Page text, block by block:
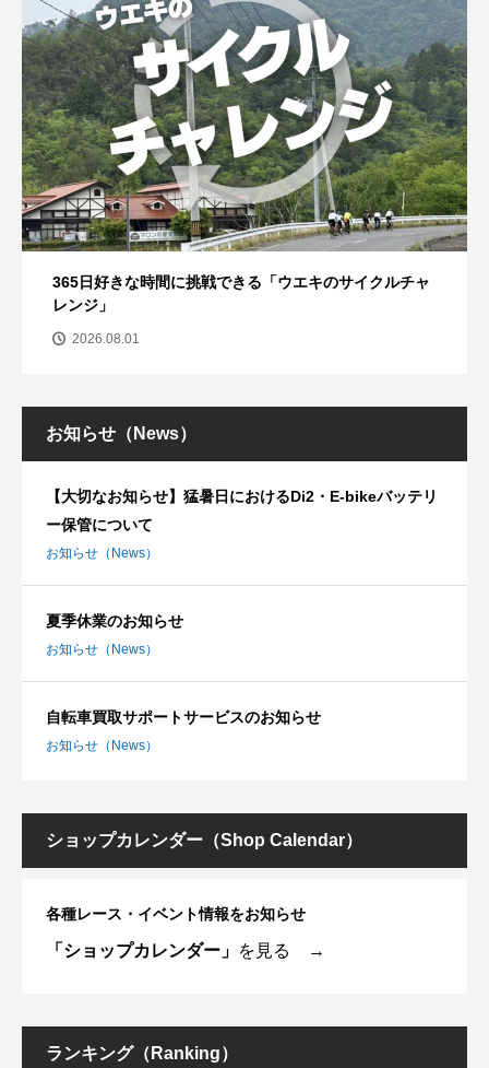
365日好きな時間に挑戦できる「ウエキのサイクルチャ
レンジ」
2026.08.01
お知らせ（News）
【大切なお知らせ】猛暑日におけるDi2・E-bikeバッテリ
ー保管について
お知らせ（News）
夏季休業のお知らせ
お知らせ（News）
自転車買取サポートサービスのお知らせ
お知らせ（News）
ショップカレンダー（Shop Calendar）
各種レース・イベント情報をお知らせ
「ショップカレンダー」 を見る →
ランキング（Ranking）